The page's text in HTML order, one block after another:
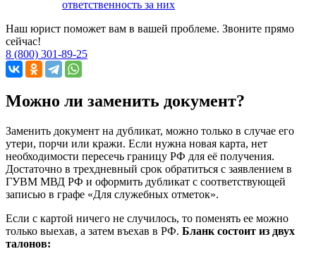
ответственность за них
Наш юрист поможет вам в вашей проблеме. Звоните прямо
сейчас!
8 (800) 301-89-25
Можно ли заменить документ?
Заменить документ на дубликат, можно только в случае его
утери, порчи или кражи. Если нужна новая карта, нет
необходимости пересечь границу РФ для её получения.
Достаточно в трехдневный срок обратиться с заявлением в
ГУВМ МВД РФ и оформить дубликат с соответствующей
записью в графе «Для служебных отметок».
Если с картой ничего не случилось, то поменять ее можно
только выехав, а затем въехав в РФ. Бланк состоит из двух
талонов: